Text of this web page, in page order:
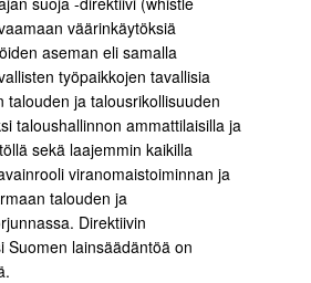
väärinkäytöksiä
aseman eli samalla
työpaikkojen tavallisia
talouden ja talousrikollisuuden
taloushallinnon ammattilaisilla ja
sekä laajemmin kaikilla
viranomaistoiminnan ja
talouden ja
Direktiivin
Suomen lainsäädäntöä on